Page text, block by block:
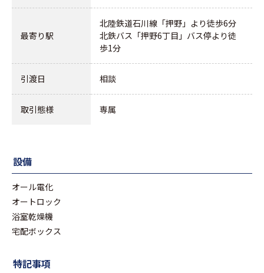
最寄り駅
北陸鉄道石川線「押野」より徒歩6分
北鉄バス「押野6丁目」バス停より徒
歩1分
引渡日 相談
取引態様 専属
設備
オール電化
オートロック
浴室乾燥機
宅配ボックス
特記事項